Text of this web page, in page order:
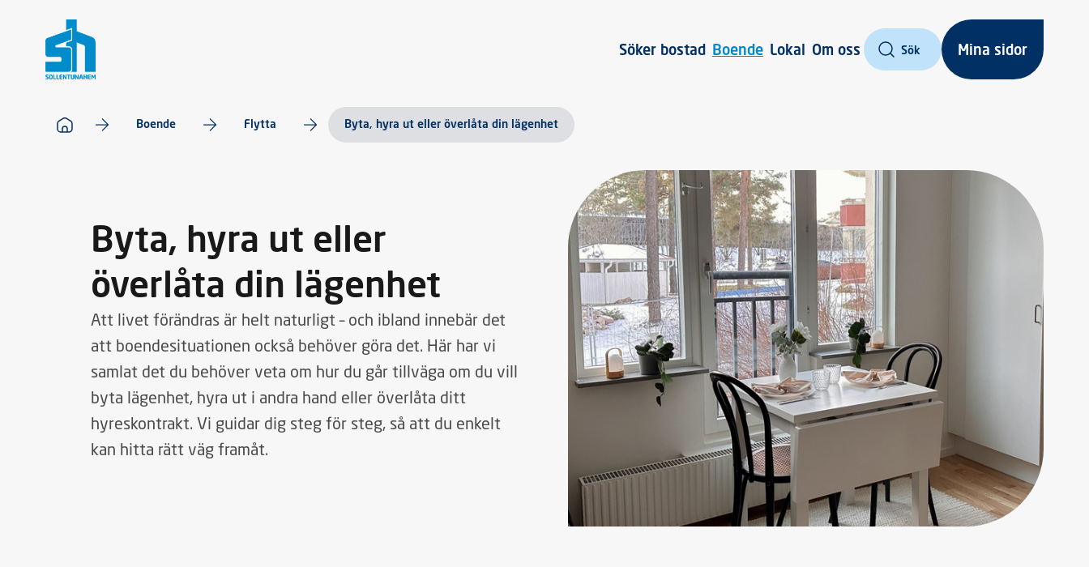
Söker bostad Boende Lokal Om oss Sök Mina sidor
Boende Flytta Byta, hyra ut eller överlåta din lägenhet
Byta, hyra ut eller
överlåta din lägenhet
Att livet förändras är helt naturligt – och ibland innebär det
att boendesituationen också behöver göra det. Här har vi
samlat det du behöver veta om hur du går tillväga om du vill
byta lägenhet, hyra ut i andra hand eller överlåta ditt
hyreskontrakt. Vi guidar dig steg för steg, så att du enkelt
kan hitta rätt väg framåt.